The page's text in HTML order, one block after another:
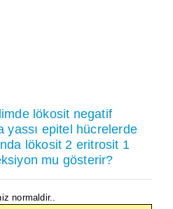
lökosit negatif
yassı epitel hücrelerde
lökosit 2 eritrosit 1
mu gösterir?
normaldir..